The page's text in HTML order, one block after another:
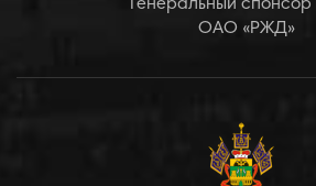
Генеральный спонсор
ОАО «РЖД»